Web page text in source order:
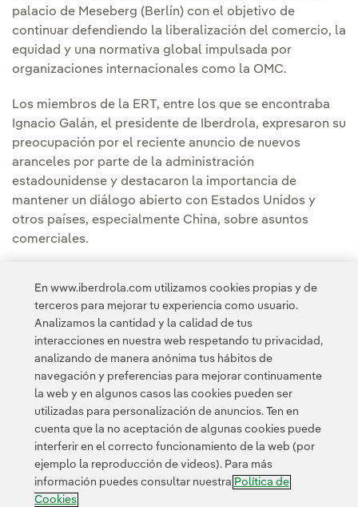
palacio de Meseberg (Berlín) con el objetivo de
continuar defendiendo la liberalización del comercio, la
equidad y una normativa global impulsada por
organizaciones internacionales como la OMC.
Los miembros de la ERT, entre los que se encontraba
Ignacio Galán, el presidente de Iberdrola, expresaron su
preocupación por el reciente anuncio de nuevos
aranceles por parte de la administración
estadounidense y destacaron la importancia de
mantener un diálogo abierto con Estados Unidos y
otros países, especialmente China, sobre asuntos
comerciales.
fortalezas de Europa, incluyendo la innovación y
transformación digital.
Contacta Clientes Política de Privacidad Información legal
Política de cookies Configuración de cookies Accesibilidad
Canal de denuncias
En www.iberdrola.com utilizamos cookies propias y de
terceros para mejorar tu experiencia como usuario.
Analizamos la cantidad y la calidad de tus
interacciones en nuestra web respetando tu privacidad,
analizando de manera anónima tus hábitos de
navegación y preferencias para mejorar continuamente
la web y en algunos casos las cookies pueden ser
utilizadas para personalización de anuncios. Ten en
cuenta que la no aceptación de algunas cookies puede
interferir en el correcto funcionamiento de la web (por
ejemplo la reproducción de videos). Para más
información puedes consultar nuestra Política de
Cookies